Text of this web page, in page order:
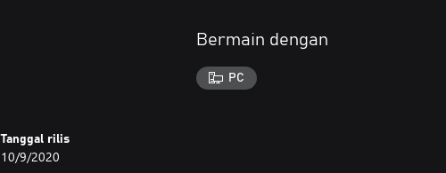
Tanggal rilis
10/9/2020
Bermain dengan
PC